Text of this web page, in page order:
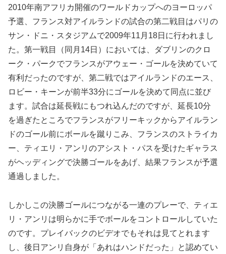
2010年南アフリカ開催のワールドカップへのヨーロッパ
予選、フランス対アイルランドの試合の第二戦目はパリの
サン・ドニ・スタジアムで2009年11月18日に行われまし
た。第一戦目（同月14日）においては、ダブリンのクロ
ーク・パークでフランスがアウェー・ゴールを決めていて
有利だったのですが、第二戦ではアイルランドのエース、
ロビー・キーンが前半33分にゴールを決めて同点に並び
ます。試合は延長戦にもつれ込んだのですが、延長10分
を過ぎたところでフランスがフリーキックからアイルラン
ドのゴール前にボールを蹴りこみ、フランスのストライカ
ー、ティエリ・アンリのアシスト・パスを受けたギャラス
がヘッディングで決勝ゴールをあげ、結果フランスが予選
通過しました。
しかしこの決勝ゴールにつながる一連のプレーで、ティエ
リ・アンリは明らかに手でボールをコントロールしていた
のです。プレイバックのビデオでもそれは見てとれます
し、後日アンリ自身が「あれはハンドだった」と認めてい